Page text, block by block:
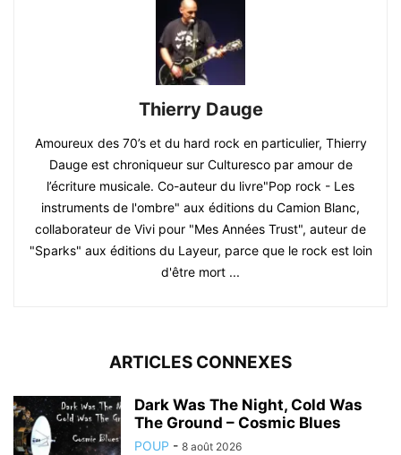
Thierry Dauge
Amoureux des 70’s et du hard rock en particulier, Thierry
Dauge est chroniqueur sur Culturesco par amour de
l’écriture musicale. Co-auteur du livre"Pop rock - Les
instruments de l'ombre" aux éditions du Camion Blanc,
collaborateur de Vivi pour "Mes Années Trust", auteur de
"Sparks" aux éditions du Layeur, parce que le rock est loin
d'être mort ...
ARTICLES CONNEXES
Dark Was The Night, Cold Was
The Ground – Cosmic Blues
POUP - 8 août 2026